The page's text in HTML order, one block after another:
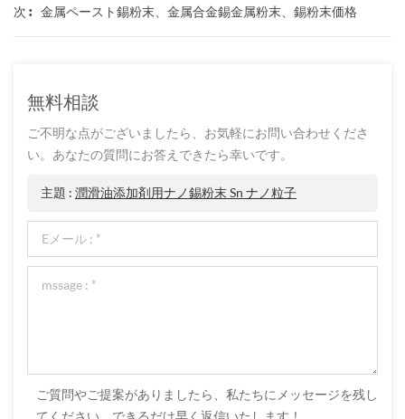
次 : 金属ペースト錫粉末、金属合金錫金属粉末、錫粉末価格
無料相談
ご不明な点がございましたら、お気軽にお問い合わせくださ
い。あなたの質問にお答えできたら幸いです。
主題 : 潤滑油添加剤用ナノ錫粉末 Sn ナノ粒子
ご質問やご提案がありましたら、私たちにメッセージを残し
てください。できるだけ早く返信いたします！